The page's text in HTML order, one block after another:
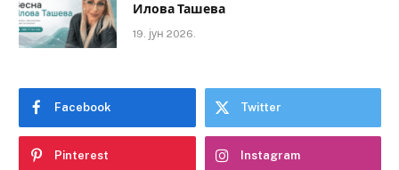
Илова Ташева
19. јун 2026.
Facebook Twitter
Pinterest Instagram